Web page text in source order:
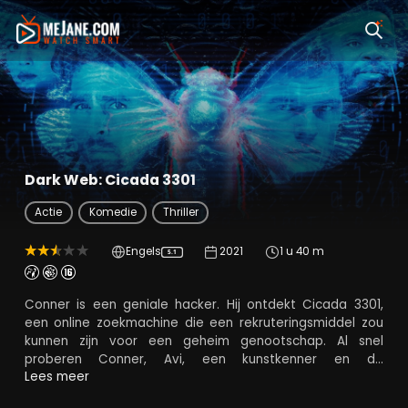
Dark Web: Cicada 3301
Actie Komedie Thriller
Engels 5.1 2021 1 u 40 m
Conner is een geniale hacker. Hij ontdekt Cicada 3301,
een online zoekmachine die een rekruteringsmiddel zou
kunnen zijn voor een geheim genootschap. Al snel
proberen Conner, Avi, een kunstkenner en de
geheimzinnige bibliothecaresse Gwen op plekken met
Lees meer